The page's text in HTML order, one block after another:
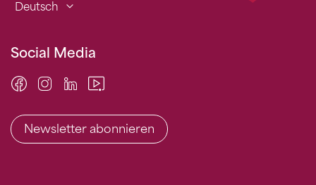
Deutsch
Social Media
Newsletter abonnieren